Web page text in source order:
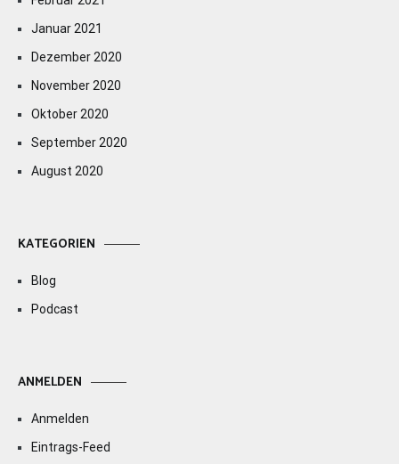
Januar 2021
Dezember 2020
November 2020
Oktober 2020
September 2020
August 2020
KATEGORIEN
Blog
Podcast
ANMELDEN
Anmelden
Eintrags-Feed